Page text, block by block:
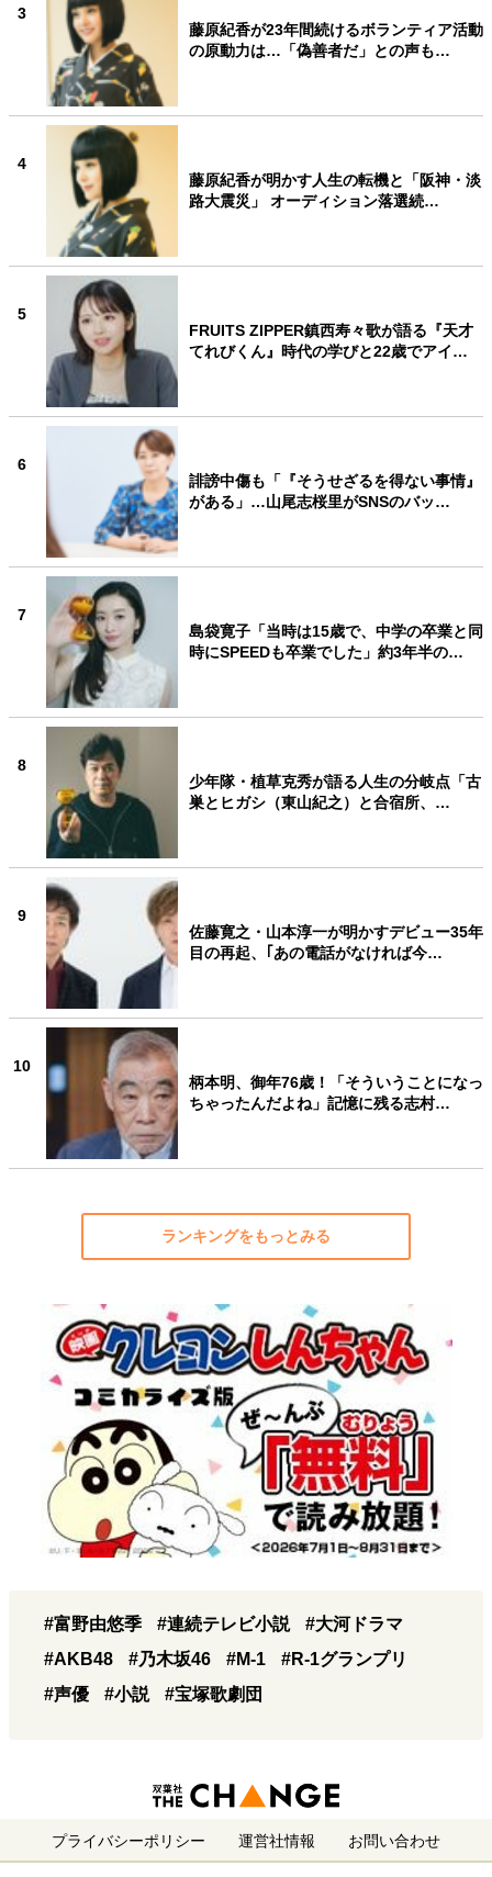
3
藤原紀香が23年間続けるボランティア活動
の原動力は…「偽善者だ」との声も…
4
藤原紀香が明かす人生の転機と「阪神・淡
路大震災」 オーディション落選続…
5
FRUITS ZIPPER鎮西寿々歌が語る『天才
てれびくん』時代の学びと22歳でアイ…
6
誹謗中傷も「『そうせざるを得ない事情』
がある」…山尾志桜里がSNSのバッ…
7
島袋寛子「当時は15歳で、中学の卒業と同
時にSPEEDも卒業でした」約3年半の…
8
少年隊・植草克秀が語る人生の分岐点「古
巣とヒガシ（東山紀之）と合宿所、…
9
佐藤寛之・山本淳一が明かすデビュー35年
目の再起、｢あの電話がなければ今…
10
柄本明、御年76歳！「そういうことになっ
ちゃったんだよね」記憶に残る志村…
ランキングをもっとみる
#富野由悠季 #連続テレビ小説
#大河ドラマ
#AKB48
#乃木坂46 #M-1
#R-1グランプリ
#声優
#小説 #宝塚歌劇団
プライバシーポリシー 運営社情報 お問い合わせ